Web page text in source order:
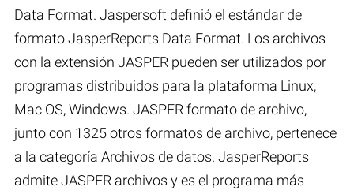
Data Format. Jaspersoft definió el estándar de
formato JasperReports Data Format. Los archivos
con la extensión JASPER pueden ser utilizados por
programas distribuidos para la plataforma Linux,
Mac OS, Windows. JASPER formato de archivo,
junto con 1325 otros formatos de archivo, pertenece
a la categoría Archivos de datos. JasperReports
admite JASPER archivos y es el programa más